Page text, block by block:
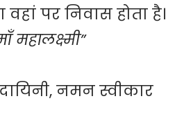
पर निवास होता है।
महालक्ष्मी”
नमन स्वीकार